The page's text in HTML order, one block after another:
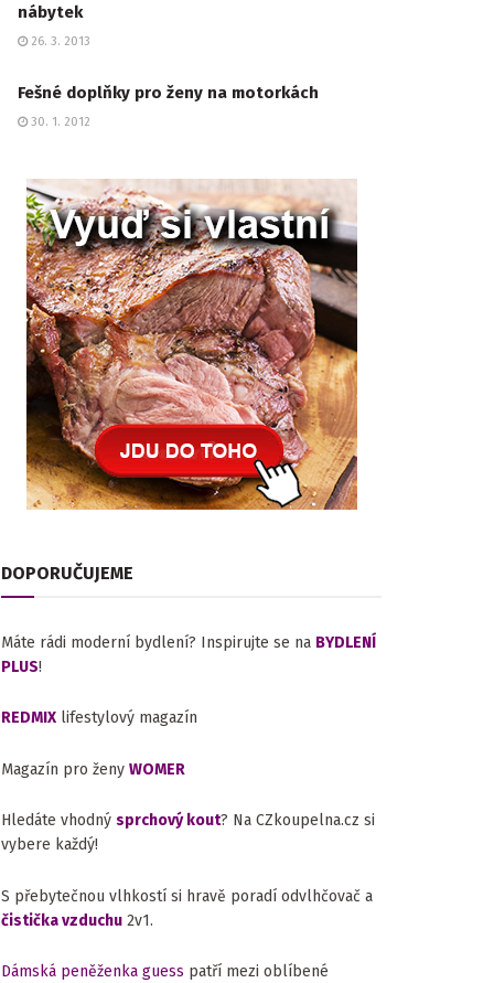
nábytek
26. 3. 2013
Fešné doplňky pro ženy na motorkách
30. 1. 2012
DOPORUČUJEME
Máte rádi moderní bydlení? Inspirujte se na BYDLENÍ
PLUS!
REDMIX lifestylový magazín
Magazín pro ženy WOMER
Hledáte vhodný sprchový kout? Na CZkoupelna.cz si
vybere každý!
S přebytečnou vlhkostí si hravě poradí odvlhčovač a
čistička vzduchu 2v1.
Dámská peněženka guess patří mezi oblíbené